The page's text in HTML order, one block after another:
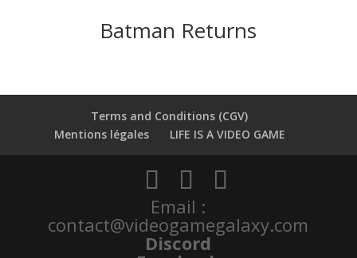
Batman Returns
Terms and Conditions (CGV)
Mentions légales
LIFE IS A VIDEO GAME
Email :
contact@videogamegalaxy.com
Discord